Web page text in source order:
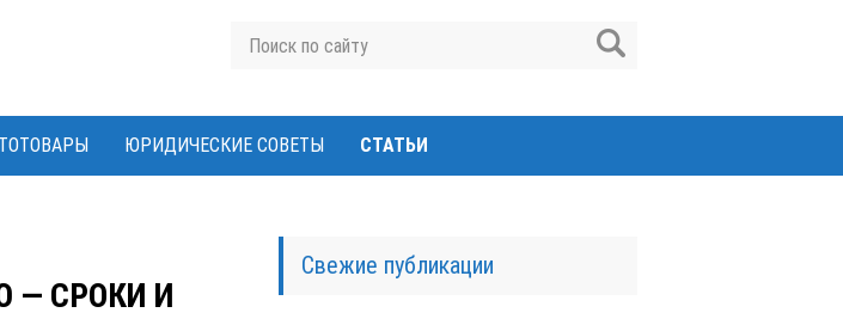
ЮРИДИЧЕСКИЕ СОВЕТЫ СТАТЬИ
— СРОКИ И
Свежие публикации